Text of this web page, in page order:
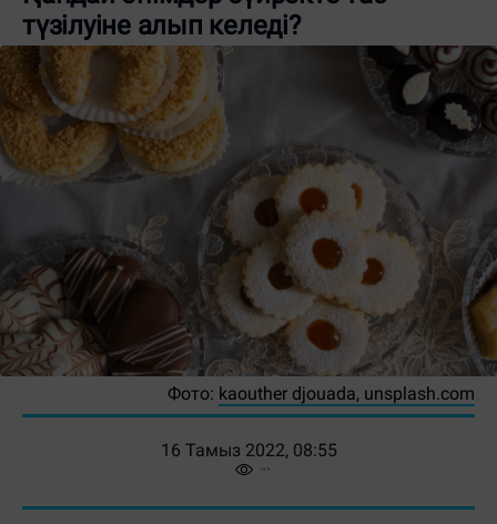
түзілуіне алып келеді?
Фото: kaouther djouada, unsplash.com
16 Тамыз 2022, 08:55